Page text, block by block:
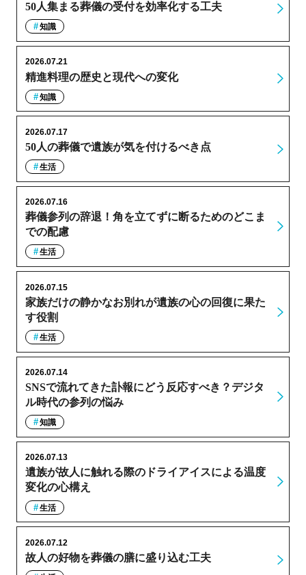
50人集まる葬儀の受付を効率化する工夫
知識
精進料理の歴史と現代への変化
2026.07.21
知識
50人の葬儀で遺族が気を付けるべき点
2026.07.17
生活
葬儀参列の辞退！角を立てずに断るためのどこま
での配慮
2026.07.16
生活
家族だけの静かなお別れが遺族の心の回復に果た
す役割
2026.07.15
生活
SNSで流れてきた訃報にどう反応すべき？デジタ
ル時代の参列の悩み
2026.07.14
知識
遺族が故人に触れる際のドライアイスによる温度
変化の心構え
2026.07.13
生活
故人の好物を葬儀の膳に盛り込む工夫
2026.07.12